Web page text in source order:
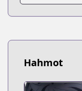
Hahmot